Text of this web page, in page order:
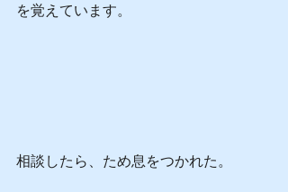
を覚えています。
相談したら、ため息をつかれた。